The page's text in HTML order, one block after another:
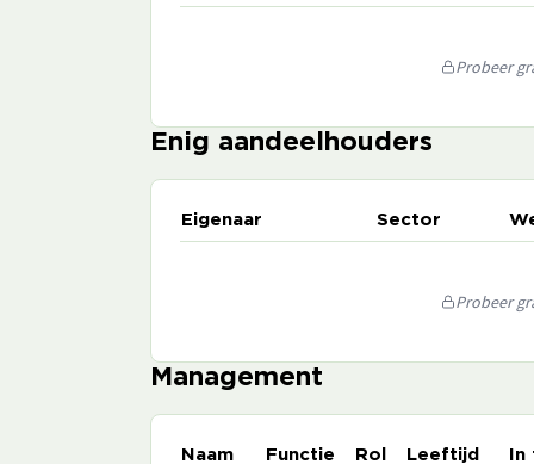
Probeer
Enig aandeelhouders
Eigenaar Sector
Probeer
Management
Naam Functie Rol Leeftijd